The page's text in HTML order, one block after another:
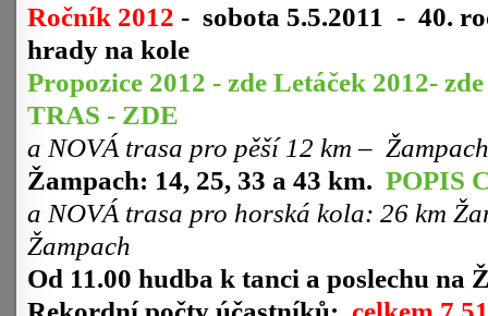
Ročník 2012 - sobota 5.5.2011 - 40.
hrady na kole
Propozice 2012 - zde Letáček 2012- zde
TRAS - ZDE
a NOVÁ trasa pro pěší12 km –
Žampach: 14, 25, 33 a 43 km. POPIS
a NOVÁ trasa pro horská kola: 26 km
Žampach
Od 11.00 hudba k tanci a poslechu na